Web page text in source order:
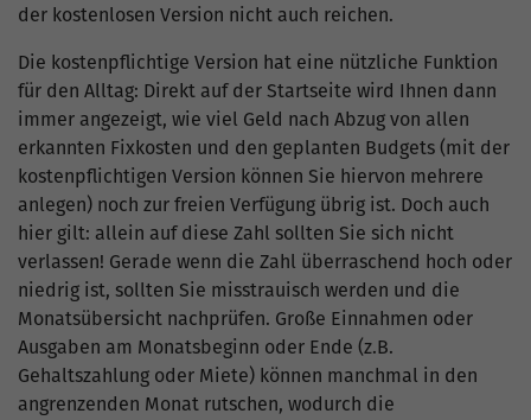
der kostenlosen Version nicht auch reichen.
Die kostenpflichtige Version hat eine nützliche Funktion
für den Alltag: Direkt auf der Startseite wird Ihnen dann
immer angezeigt, wie viel Geld nach Abzug von allen
erkannten Fixkosten und den geplanten Budgets (mit der
kostenpflichtigen Version können Sie hiervon mehrere
anlegen) noch zur freien Verfügung übrig ist. Doch auch
hier gilt: allein auf diese Zahl sollten Sie sich nicht
verlassen! Gerade wenn die Zahl überraschend hoch oder
niedrig ist, sollten Sie misstrauisch werden und die
Monatsübersicht nachprüfen. Große Einnahmen oder
Ausgaben am Monatsbeginn oder Ende (z.B.
Gehaltszahlung oder Miete) können manchmal in den
angrenzenden Monat rutschen, wodurch die